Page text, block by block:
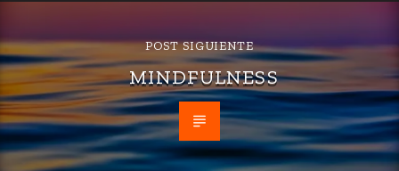
POST SIGUIENTE
MINDFULNESS